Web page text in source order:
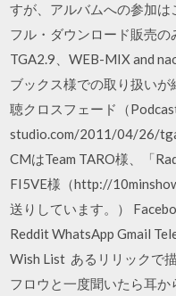
すが、アルバムへの参加は
フル・ダウンロード販売
TGA2.9、WEB-MIX and
ブックス様での取り扱い
聴クロスフェード（
studio.com/2011/04/26/
CMはTeam TARO様、「
FI5VE様（http://
送りしています。）
Reddit WhatsApp Gmail
Wish List あるリリックで
フロウと一度聞いたら耳か